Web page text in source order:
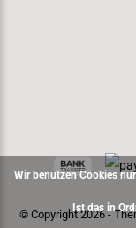
© Copyright2026-
Wir benutzen Cookies
Ist das in